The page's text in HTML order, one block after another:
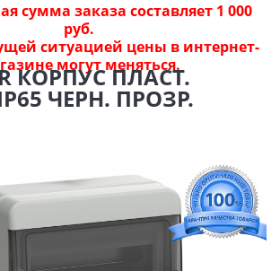
сумма заказа составляет 1 000
руб.
ситуацией цены в интернет-
могут меняться.
КОРПУС ПЛАСТ.
ЧЕРН. ПРОЗР.